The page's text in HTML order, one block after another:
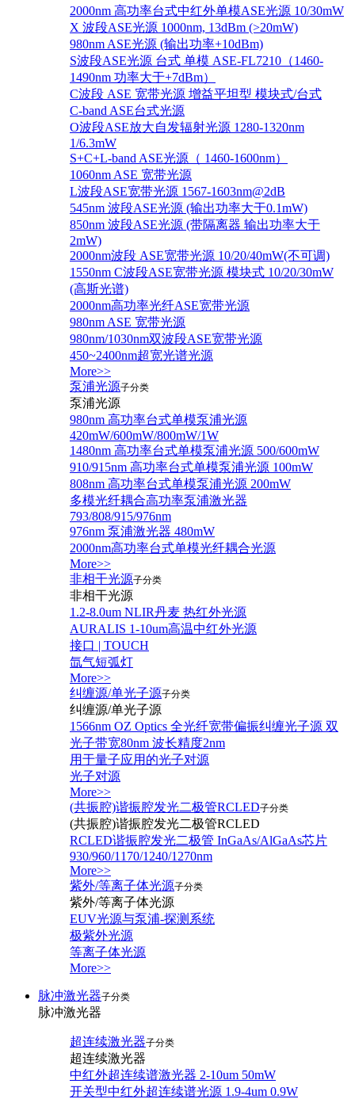
2000nm 高功率台式中红外单模ASE光源 10/30mW
X 波段ASE光源 1000nm, 13dBm (>20mW)
980nm ASE光源 (输出功率+10dBm)
S波段ASE光源 台式 单模 ASE-FL7210（1460-
1490nm 功率大于+7dBm）
C波段 ASE 宽带光源 增益平坦型 模块式/台式
C-band ASE台式光源
O波段ASE放大自发辐射光源 1280-1320nm
1/6.3mW
S+C+L-band ASE光源（ 1460-1600nm）
1060nm ASE 宽带光源
L波段ASE宽带光源 1567-1603nm@2dB
545nm 波段ASE光源 (输出功率大于0.1mW)
850nm 波段ASE光源 (带隔离器 输出功率大于
2mW)
2000nm波段 ASE宽带光源 10/20/40mW(不可调)
1550nm C波段ASE宽带光源 模块式 10/20/30mW
(高斯光谱)
2000nm高功率光纤ASE宽带光源
980nm ASE 宽带光源
980nm/1030nm双波段ASE宽带光源
450~2400nm超宽光谱光源
More>>
泵浦光源子分类
泵浦光源
980nm 高功率台式单模泵浦光源
420mW/600mW/800mW/1W
1480nm 高功率台式单模泵浦光源 500/600mW
910/915nm 高功率台式单模泵浦光源 100mW
808nm 高功率台式单模泵浦光源 200mW
多模光纤耦合高功率泵浦激光器
793/808/915/976nm
976nm 泵浦激光器 480mW
2000nm高功率台式单模光纤耦合光源
More>>
非相干光源子分类
非相干光源
1.2-8.0um NLIR丹麦 热红外光源
AURALIS 1-10um高温中红外光源
接口 | TOUCH
氙气短弧灯
More>>
纠缠源/单光子源子分类
纠缠源/单光子源
1566nm OZ Optics 全光纤宽带偏振纠缠光子源 双
光子带宽80nm 波长精度2nm
用于量子应用的光子对源
光子对源
More>>
(共振腔)谐振腔发光二极管RCLED子分类
(共振腔)谐振腔发光二极管RCLED
RCLED谐振腔发光二极管 InGaAs/AlGaAs芯片
930/960/1170/1240/1270nm
More>>
紫外/等离子体光源子分类
紫外/等离子体光源
EUV光源与泵浦-探测系统
极紫外光源
等离子体光源
More>>
脉冲激光器子分类
脉冲激光器
超连续激光器子分类
超连续激光器
中红外超连续谱激光器 2-10um 50mW
开关型中红外超连续谱光源 1.9-4um 0.9W